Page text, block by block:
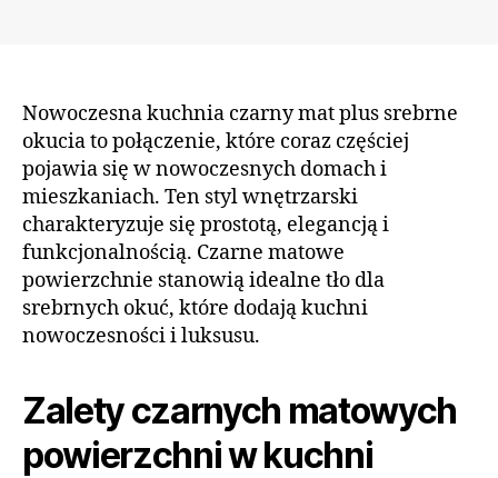
Nowoczesna kuchnia czarny mat plus srebrne
okucia to połączenie, które coraz częściej
pojawia się w nowoczesnych domach i
mieszkaniach. Ten styl wnętrzarski
charakteryzuje się prostotą, elegancją i
funkcjonalnością. Czarne matowe
powierzchnie stanowią idealne tło dla
srebrnych okuć, które dodają kuchni
nowoczesności i luksusu.
Zalety czarnych matowych
powierzchni w kuchni